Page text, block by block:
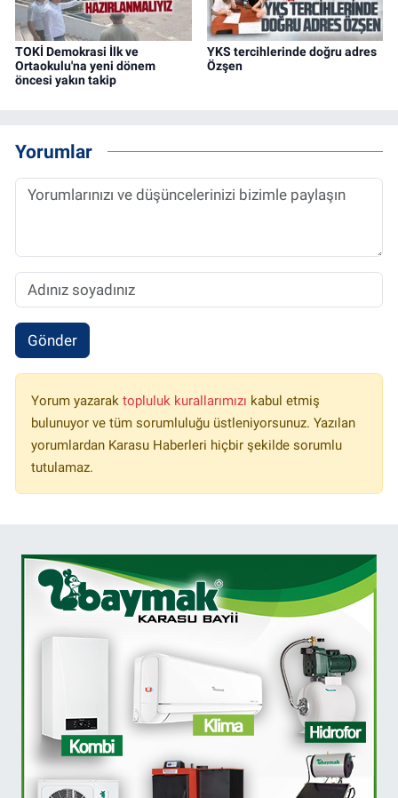
TOKİ Demokrasi İlk ve
Ortaokulu'na yeni dönem
öncesi yakın takip
YKS tercihlerinde doğru adres
Özşen
Yorumlar
Gönder
Yorum yazarak topluluk kurallarımızı kabul etmiş
bulunuyor ve tüm sorumluluğu üstleniyorsunuz. Yazılan
yorumlardan Karasu Haberleri hiçbir şekilde sorumlu
tutulamaz.